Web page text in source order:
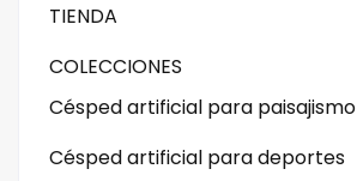
TIENDA
COLECCIONES
Césped artificial para paisajismo
Césped artificial para deportes